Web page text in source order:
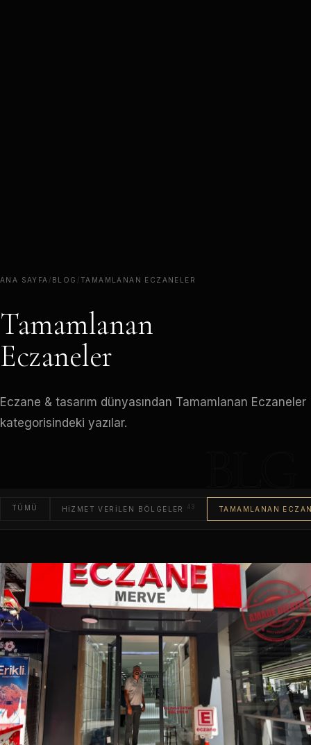
ANA SAYFA / BLOG / TAMAMLANAN ECZANELER
Tamamlanan
Eczaneler
Eczane & tasarım dünyasından Tamamlanan Eczaneler
kategorisindeki yazılar.
TÜMÜ HIZMET VERILEN BÖLGELER 43 TAMAMLANAN